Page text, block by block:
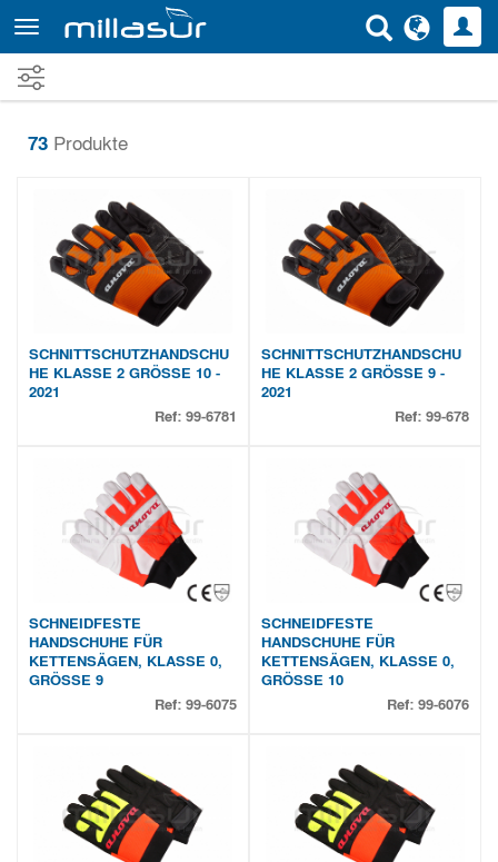
zum
Inhalt
73 Produkte
SCHNITTSCHUTZHANDSCHU
HE KLASSE 2 GRÖSSE 10 -
2021
Ref: 99-6781
SCHNITTSCHUTZHANDSCHU
HE KLASSE 2 GRÖSSE 9 -
2021
Ref: 99-678
SCHNEIDFESTE
HANDSCHUHE FÜR
KETTENSÄGEN, KLASSE 0,
GRÖSSE 9
Ref: 99-6075
SCHNEIDFESTE
HANDSCHUHE FÜR
KETTENSÄGEN, KLASSE 0,
GRÖSSE 10
Ref: 99-6076